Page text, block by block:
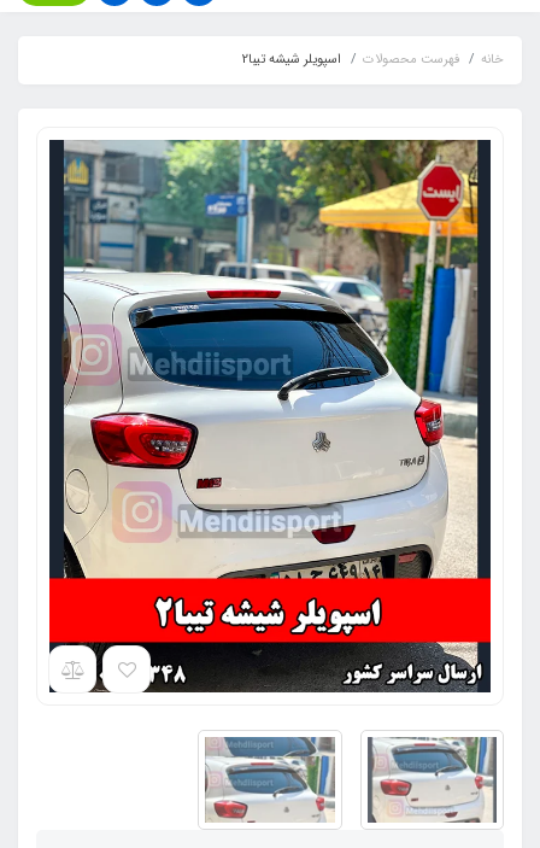
خانه فهرست محصولات اسپویلر شیشه تیبا2